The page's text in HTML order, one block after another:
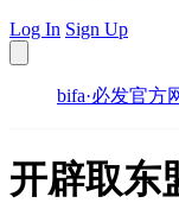
Log In Sign Up
bifa·必发官方
开辟取